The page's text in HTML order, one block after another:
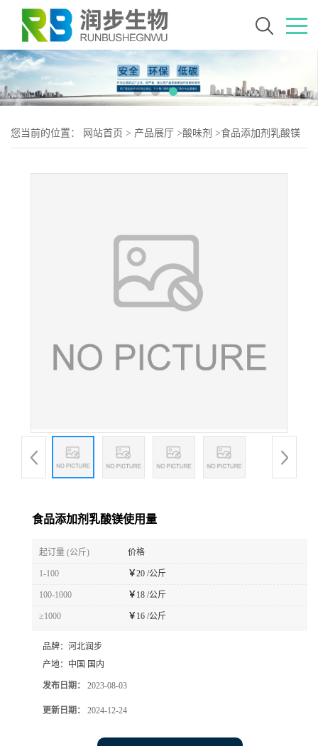
您当前的位置： 网站首页 > 产品展厅 >酸味剂 >食品添加剂乳酸镁
食品添加剂乳酸镁使用量
起订量 (公斤) 价格
1-100 ￥20 /公斤
100-1000 ￥18 /公斤
≥1000 ￥16 /公斤
品牌： 河北润步
产地： 中国 国内
发布日期： 2023-08-03
更新日期： 2024-12-24